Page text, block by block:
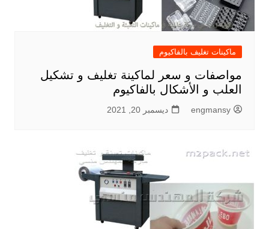
ماكينات تغليف بالفاكيوم
مواصفات و سعر لماكينة تغليف و تشكيل
العلب و الأشكال بالفاكيوم
engmansy ديسمبر 20, 2021